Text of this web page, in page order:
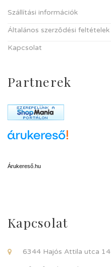
Szállítási információk
Általános szerződési feltételek
Kapcsolat
Partnerek
Árukereső.hu
Kapcsolat
6344 Hajós Attila utca 14